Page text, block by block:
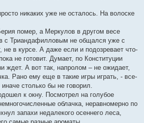
никаких уже не осталось. На волоске
помер, а Меркулов в другом весе
с Триандафилловым не общался уже с
не в курсе. А даже если и подозревает что-
не готовит. Думает, по Конституции
ждет. А вот так, напролом – не ожидает,
Рано ему еще в такие игры играть, - все-
столько бы не говорил.
к окну. Посмотрел на голубое
облачка, неравномерно по
запахи недалекого осеннего леса,